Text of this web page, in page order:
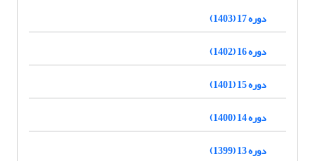
دوره 17 (1403)
دوره 16 (1402)
دوره 15 (1401)
دوره 14 (1400)
دوره 13 (1399)